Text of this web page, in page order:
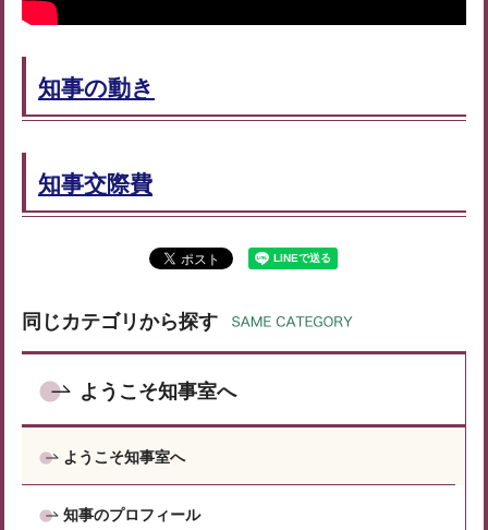
知事の動き
知事交際費
同じカテゴリから探す
ようこそ知事室へ
ようこそ知事室へ
知事のプロフィール